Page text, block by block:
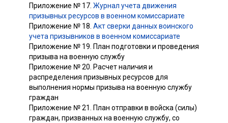
Приложение № 17. Журнал учета движения
призывных ресурсов в военном комиссариате
Приложение № 18. Акт сверки данных воинского
учета призывников в военном комиссариате
Приложение № 19. План подготовки и проведения
призыва на военную службу
Приложение № 20. Расчет наличия и
распределения призывных ресурсов для
выполнения нормы призыва на военную службу
граждан
Приложение № 21. План отправки в войска (силы)
граждан, призванных на военную службу, со